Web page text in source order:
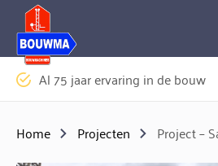
Logo Bouwma
Al 75 jaar ervaring in de bouw
Home Projecten Project –